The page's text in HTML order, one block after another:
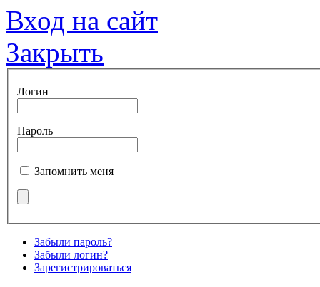
Вход на сайт
Закрыть
Логин
Пароль
Запомнить меня
Забыли пароль?
Забыли логин?
Зарегистрироваться